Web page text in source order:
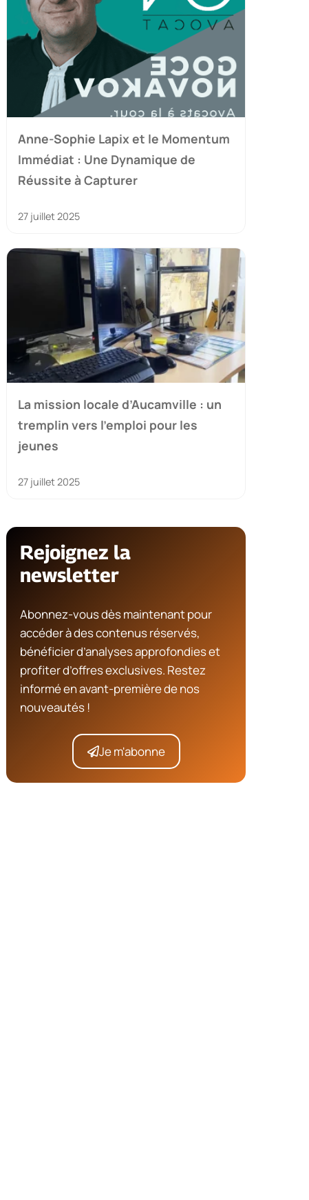
Anne-Sophie Lapix et le Momentum
Immédiat : Une Dynamique de
Réussite à Capturer
27 juillet 2025
La mission locale d’Aucamville : un
tremplin vers l’emploi pour les
jeunes
27 juillet 2025
Rejoignez la
newsletter
Abonnez-vous dès maintenant pour
accéder à des contenus réservés,
bénéficier d’analyses approfondies et
profiter d’offres exclusives. Restez
informé en avant-première de nos
nouveautés !
Je m'abonne